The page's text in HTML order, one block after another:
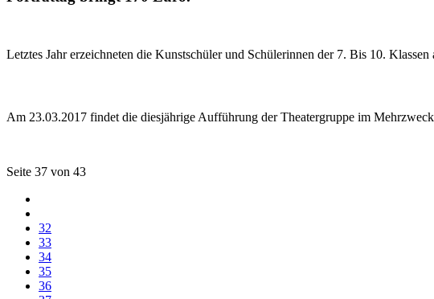
Letztes Jahr erzeichneten die Kunstschüler und Schülerinnen der 7. Bis 10.
Am 23.03.2017 findet die diesjährige Aufführung der Theatergruppe im
Seite 37 von 43
32
33
34
35
36